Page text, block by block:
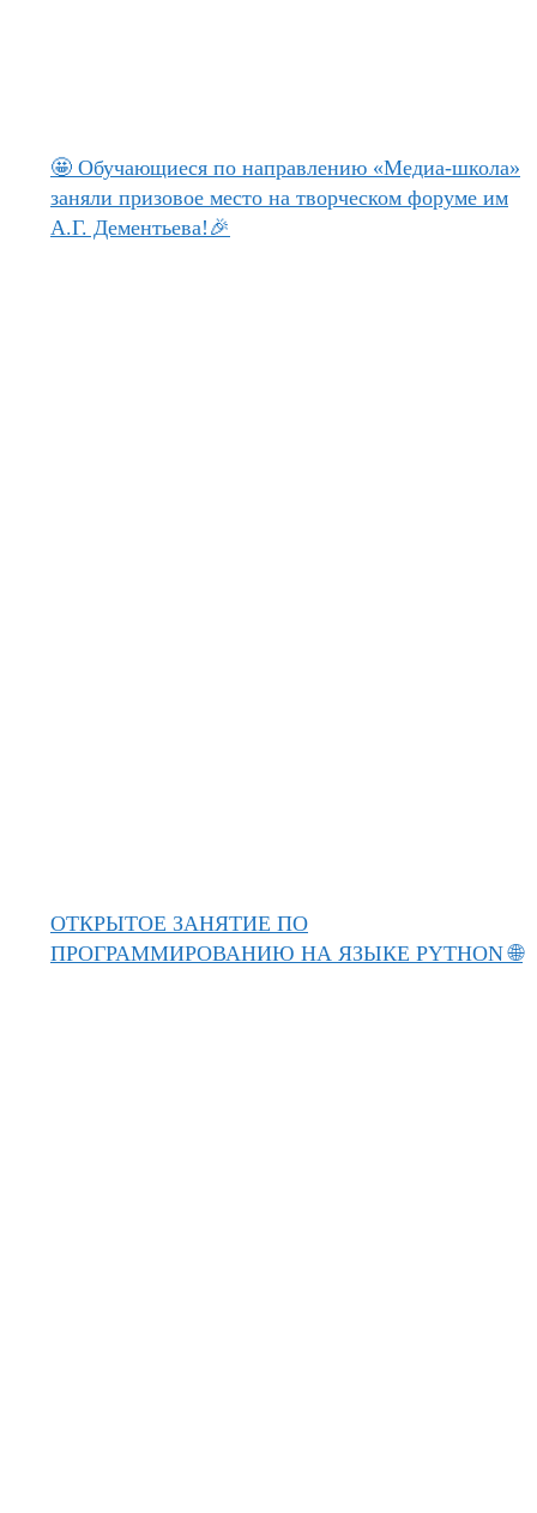
🤩 Обучающиеся по направлению «Медиа-школа»
заняли призовое место на творческом форуме им
А.Г. Дементьева!🎉
ОТКРЫТОЕ ЗАНЯТИЕ ПО
ПРОГРАММИРОВАНИЮ НА ЯЗЫКЕ PYTHON 🌐